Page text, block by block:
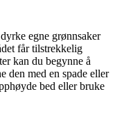
egne grønnsaker
får tilstrekkelig
kan du begynne å
den med en spade eller
bed eller bruke